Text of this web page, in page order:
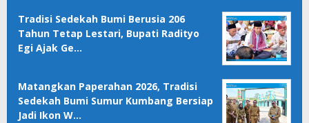
Tradisi Sedekah Bumi Berusia 206
Tahun Tetap Lestari, Bupati Radityo
Egi Ajak Ge…
Matangkan Paperahan 2026, Tradisi
Sedekah Bumi Sumur Kumbang Bersiap
Jadi Ikon W…